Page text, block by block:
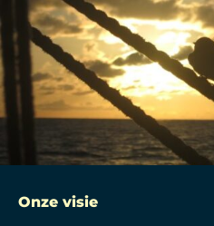
Onze visie